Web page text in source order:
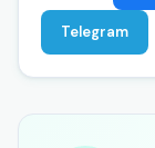
Telegram